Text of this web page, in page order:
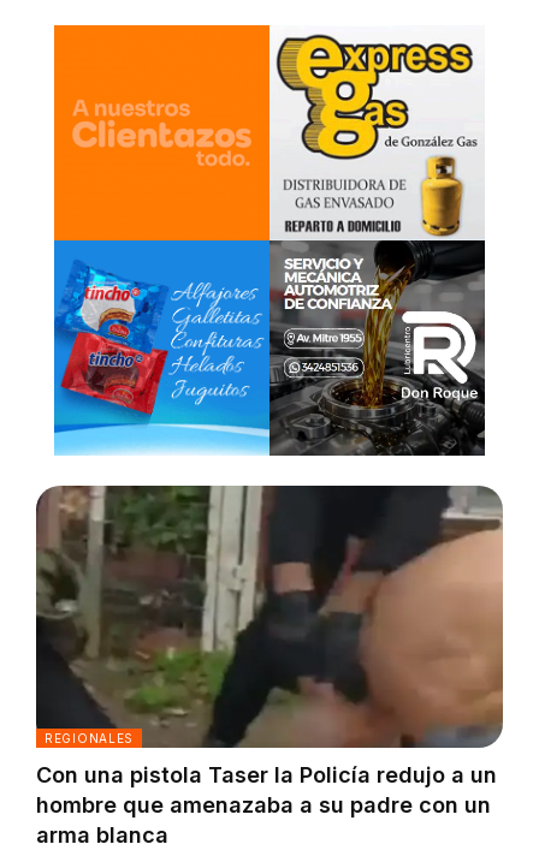
REGIONALES
Con una pistola Taser la Policía redujo a un
hombre que amenazaba a su padre con un
arma blanca